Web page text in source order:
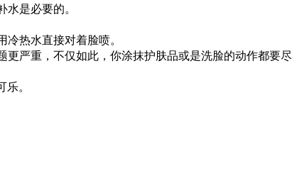
是必要的。
热水直接对着脸喷。
严重，不仅如此，你涂抹护肤品或是洗脸的动作都要
乐。